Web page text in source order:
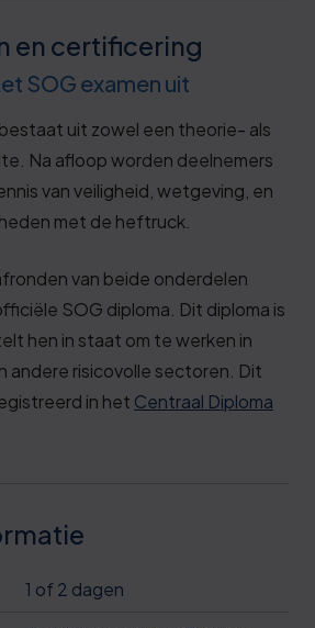
en certificering
SOG examen uit
uit zowel een theorie- als
Na afloop worden deelnemers
van veiligheid, wetgeving, en
met de heftruck.
van beide onderdelen
SOG diploma. Dit diploma is
hen in staat om te werken in
andere risicovolle sectoren. Dit
in het Centraal Diploma
1 of 2 dagen